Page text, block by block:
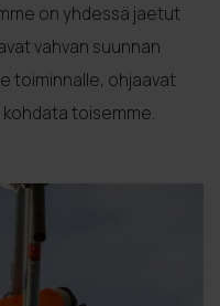
on yhdessä jaetut
vahvan suunnan
toiminnalle, ohjaavat
toisemme.